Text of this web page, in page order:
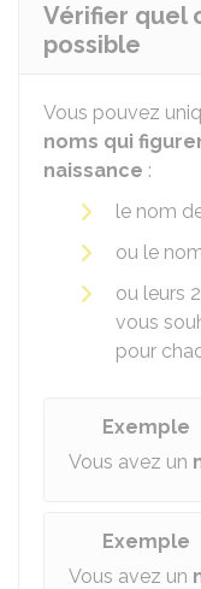
Vérifier quel
possible
Vous pouvez
noms qui
naissance :
le nom
ou le
ou leurs
vous
pour
Exemple
Vous avez un
Exemple
Vous avez un